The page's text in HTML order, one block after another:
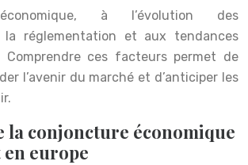
à l’évolution des
la réglementation et aux tendances
Comprendre ces facteurs permet de
l’avenir du marché et d’anticiper les
la conjoncture économique
europe